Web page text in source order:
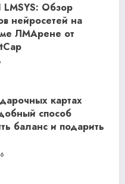
Обзор
нейросетей на
ЛМАрене от
картах
способ
баланс и подарить